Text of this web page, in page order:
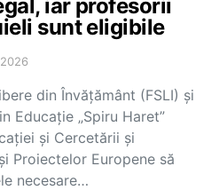
iar profesorii
sunt eligibile
din Învățământ (FSLI) și
Educație „Spiru Haret”
și Cercetării și
Proiectelor Europene să
necesare…